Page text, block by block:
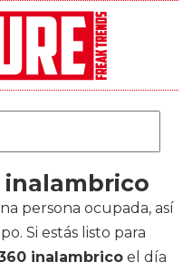
inalambrico
persona ocupada, así
Si estás listo para
inalambrico el día